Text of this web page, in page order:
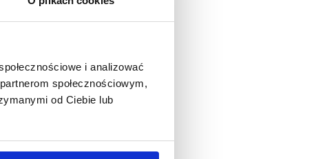
i analizować
społecznościowym,
od Ciebie lub